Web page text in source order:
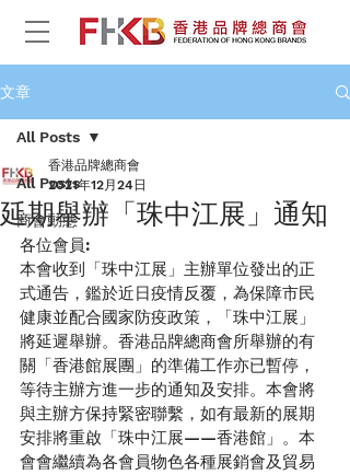
文章
All Posts
商會動態
All Posts
延期舉辦「珠中江展」通知
香港品牌總商會
2021年12月24日
各位會員:
本會收到「珠中江展」主辦單位發出的正
式通告，鑑於近日疫情反覆，為保障市民
健康並配合國家防疫政策，「珠中江展」
將延遲舉辦。香港品牌總商會所舉辦的有
關「香港館展團」的準備工作亦已暫停，
等待主辦方進一步的通知及安排。本會將
與主辦方保持緊密聯繫，如有最新的展期
安排將重啟「珠中江展——香港館」。本
會會繼續為各會員物色各種展銷會及貿易